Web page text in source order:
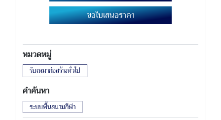
ขอใบเสนอราคา
หมวดหมู่
รับเหมาก่อสร้างทั่วไป
คำค้นหา
ระบบพื้นสนามกีฬา